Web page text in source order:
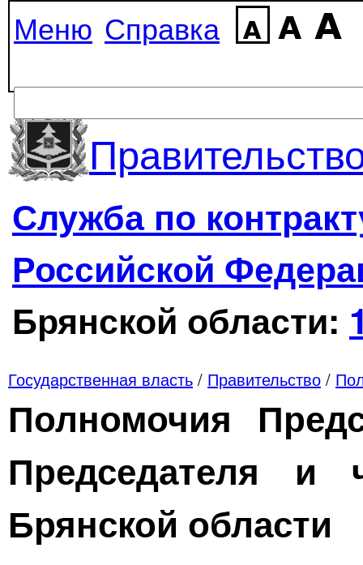
Меню Справка
Служба по
Российской
Брянской области:
Государственная власть / Правительство /
Полномочия
Председателя и
Брянской области